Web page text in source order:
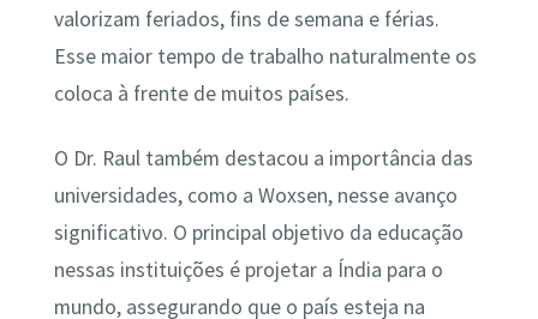
valorizam feriados, fins de semana e férias.
Esse maior tempo de trabalho naturalmente os
coloca à frente de muitos países.
O Dr. Raul também destacou a importância das
universidades, como a Woxsen, nesse avanço
significativo. O principal objetivo da educação
nessas instituições é projetar a Índia para o
mundo, assegurando que o país esteja na